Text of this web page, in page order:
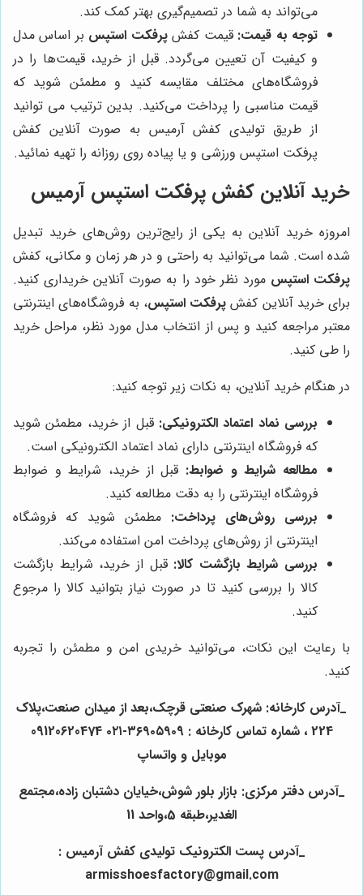
می‌تواند به شما در تصمیم‌گیری بهتر کمک کند.
توجه به قیمت: قیمت کفشپرفکت استپس بر اساس مدل
و کیفیت آن تعیین می‌گردد. قبل از خرید، قیمت‌ها را در
فروشگاه‌های مختلف مقایسه کنید و مطمئن شوید که
قیمت مناسبی را پرداخت می‌کنید. بدین ترتیب می توانید
از طریق تولیدی کفش آرمیس به صورت آنلاین کفش
پرفکت استپس ورزشی و یا پیاده روی روزانه را تهیه نمائید.
خرید آنلاین کفش پرفکت استپس آرمیس
امروزه خرید آنلاین به یکی از رایج‌ترین روش‌های خرید تبدیل
شده است. شما می‌توانید به راحتی و در هر زمان و مکانی، کفش
پرفکت استپس مورد نظر خود را به صورت آنلاین خریداری کنید.
برای خرید آنلاین کفش پرفکت استپس، به فروشگاه‌های اینترنتی
معتبر مراجعه کنید و پس از انتخاب مدل مورد نظر، مراحل خرید
را طی کنید.
در هنگام خرید آنلاین، به نکات زیر توجه کنید:
بررسی نماد اعتماد الکترونیکی: قبل از خرید، مطمئن شوید
که فروشگاه اینترنتی دارای نماد اعتماد الکترونیکی است.
مطالعه شرایط و ضوابط: قبل از خرید، شرایط و ضوابط
فروشگاه اینترنتی را به دقت مطالعه کنید.
بررسی روش‌های پرداخت: مطمئن شوید که فروشگاه
اینترنتی از روش‌های پرداخت امن استفاده می‌کند.
بررسی شرایط بازگشت کالا: قبل از خرید، شرایط بازگشت
کالا را بررسی کنید تا در صورت نیاز بتوانید کالا را مرجوع
کنید.
با رعایت این نکات، می‌توانید خریدی امن و مطمئن را تجربه
کنید.
_آدرس کارخانه: شهرک صنعتی قرچک،بعد از میدان صنعت،پلاک
224 ، شماره تماس کارخانه : ۳۶۹۰۵۹۰9-۰۲۱ 09120620474
موبایل و واتساپ
_آدرس دفتر مرکزی: بازار بلور شوش،خیایان دشتبان زاده،مجتمع
الغدیر،طبقه 5،واحد 11
_آدرس پست الکترونیک تولیدی کفش آرمیس :
armisshoesfactory@gmail.com